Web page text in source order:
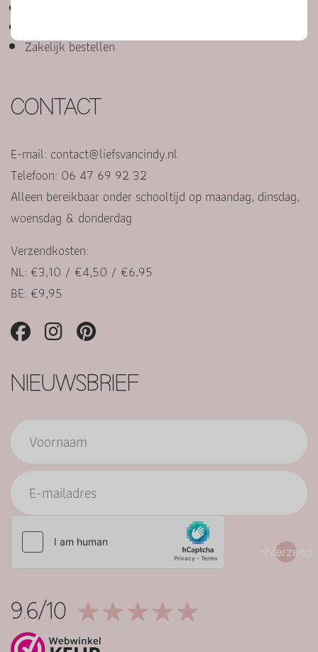
Zakelijk bestellen
CONTACT
E-mail: contact@liefsvancindy.nl
Telefoon: 06 47 69 92 32
Alleen bereikbaar onder schooltijd op maandag, dinsdag,
woensdag & donderdag
Verzendkosten:
NL: €3,10 / €4,50 / €6,95
BE: €9,95
NIEUWSBRIEF
Verzend
9.6/10